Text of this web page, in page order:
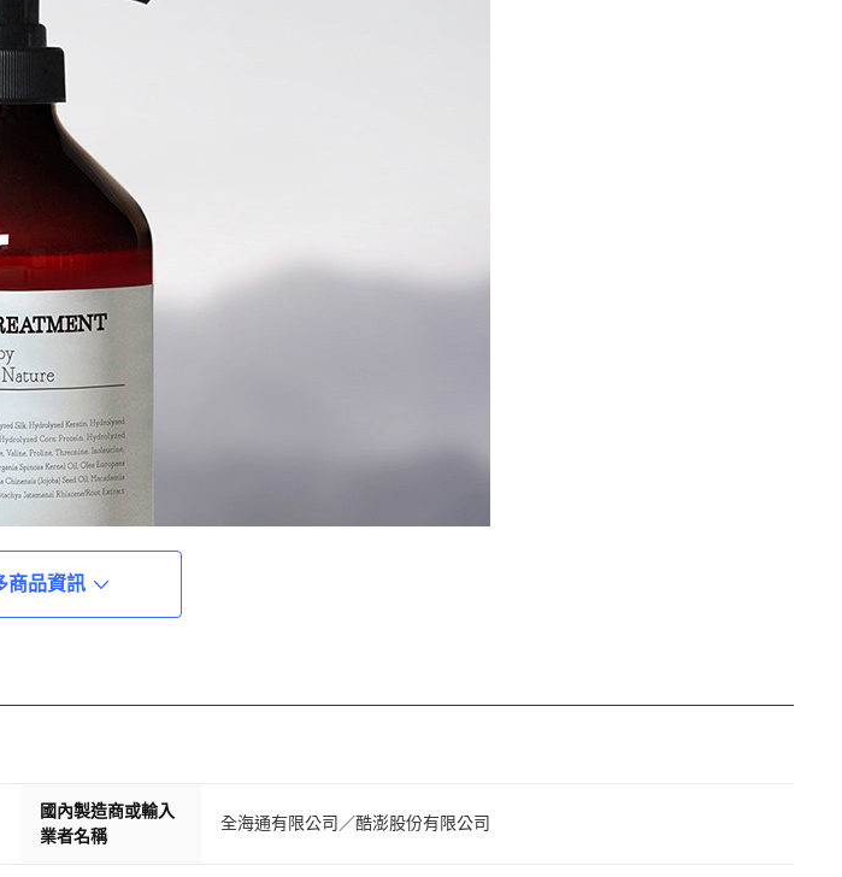
商品資訊
國內製造商或輸入
業者名稱
全海通有限公司／酷澎股份有限公司